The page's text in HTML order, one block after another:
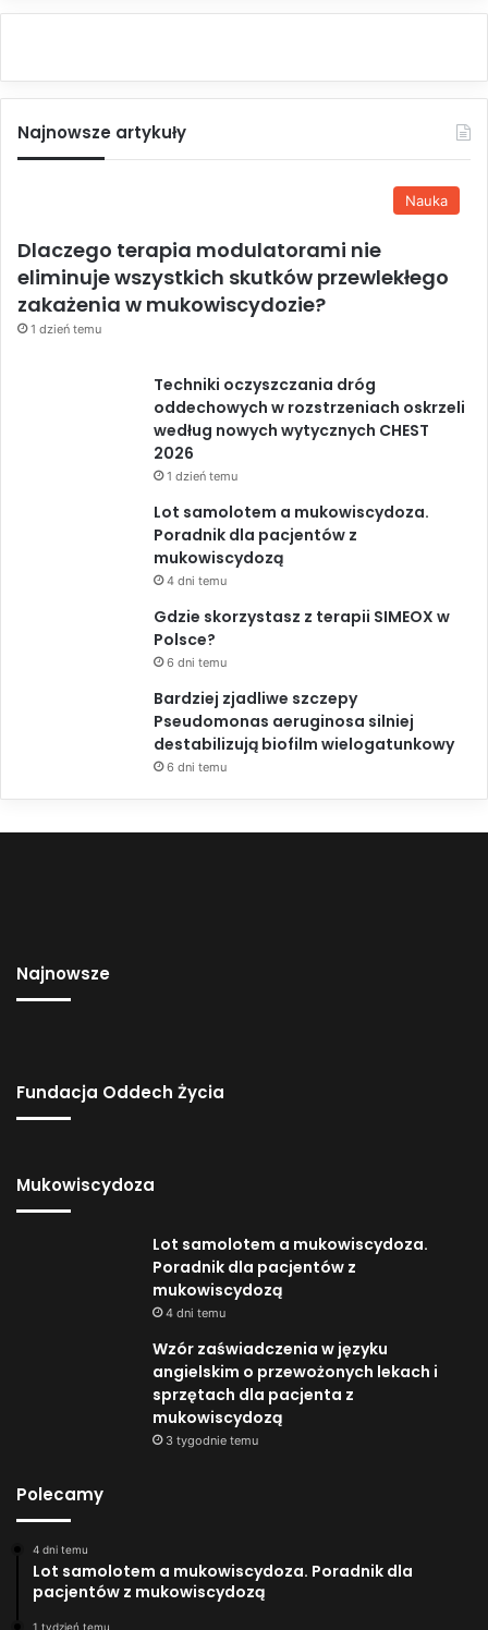
Najnowsze artykuły
Nauka
Dlaczego terapia modulatorami nie
eliminuje wszystkich skutków przewlekłego
zakażenia w mukowiscydozie?
1 dzień temu
Techniki oczyszczania dróg
oddechowych w rozstrzeniach oskrzeli
według nowych wytycznych CHEST
2026
1 dzień temu
Lot samolotem a mukowiscydoza.
Poradnik dla pacjentów z
mukowiscydozą
4 dni temu
Gdzie skorzystasz z terapii SIMEOX w
Polsce?
6 dni temu
Bardziej zjadliwe szczepy
Pseudomonas aeruginosa silniej
destabilizują biofilm wielogatunkowy
6 dni temu
Najnowsze
Fundacja Oddech Życia
Mukowiscydoza
Lot samolotem a mukowiscydoza.
Poradnik dla pacjentów z
mukowiscydozą
4 dni temu
Wzór zaświadczenia w języku
angielskim o przewożonych lekach i
sprzętach dla pacjenta z
mukowiscydozą
3 tygodnie temu
Polecamy
4 dni temu
Lot samolotem a mukowiscydoza. Poradnik dla
pacjentów z mukowiscydozą
1 tydzień temu